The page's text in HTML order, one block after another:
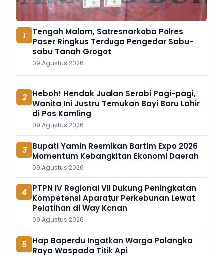
1
Tengah Malam, Satresnarkoba Polres
Paser Ringkus Terduga Pengedar Sabu-
sabu Tanah Grogot
09 Agustus 2026
2 Heboh! Hendak Jualan Serabi Pagi-pagi,
Wanita Ini Justru Temukan Bayi Baru Lahir
di Pos Kamling
09 Agustus 2026
3 Bupati Yamin Resmikan Bartim Expo 2026
Momentum Kebangkitan Ekonomi Daerah
09 Agustus 2026
4 PTPN IV Regional VII Dukung Peningkatan
Kompetensi Aparatur Perkebunan Lewat
Pelatihan di Way Kanan
09 Agustus 2026
5 Hap Baperdu Ingatkan Warga Palangka
Raya Waspada Titik Api